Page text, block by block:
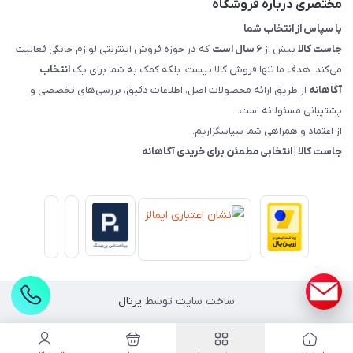
مختصری درباره فروشگاه
با سپاس از انتخاب شما
جاست کالا بیش از ۶ سال است
که در حوزه فروش اینترنتی لوازم خانگی فعالیت
می‌کند. هدف ما تنها فروش کالا نیست؛ بلکه کمک به شما برای یک انتخاب
آگاهانه از طریق ارائه محصولات اصل، اطلاعات دقیق، بررسی‌های تخصصی و
پشتیبانی مسئولانه است.
از اعتماد و همراهی شما سپاسگزاریم.
جاست کالا | انتخابی مطمئن برای خریدی آگاهانه
ساخت سایت توسط پرتال